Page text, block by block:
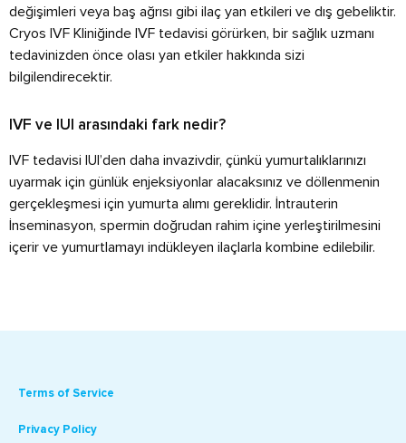
değişimleri veya baş ağrısı gibi ilaç yan etkileri ve dış gebeliktir.
Cryos IVF Kliniğinde IVF tedavisi görürken, bir sağlık uzmanı
tedavinizden önce olası yan etkiler hakkında sizi
bilgilendirecektir.
IVF ve IUI arasındaki fark nedir?
IVF tedavisi IUI’den daha invazivdir, çünkü yumurtalıklarınızı
uyarmak için günlük enjeksiyonlar alacaksınız ve döllenmenin
gerçekleşmesi için yumurta alımı gereklidir. İntrauterin
İnseminasyon, spermin doğrudan rahim içine yerleştirilmesini
içerir ve yumurtlamayı indükleyen ilaçlarla kombine edilebilir.
Terms of Service
Privacy Policy